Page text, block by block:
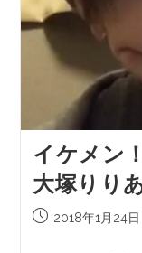
イケメン
大塚りり
2018年1月24日